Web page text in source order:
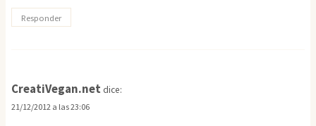
Responder
CreatiVegan.net dice:
21/12/2012 a las 23:06